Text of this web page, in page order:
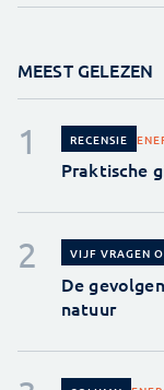
MEEST GELEZEN
RECENSIE
Praktische
VIJF VRAGEN
De
natuur